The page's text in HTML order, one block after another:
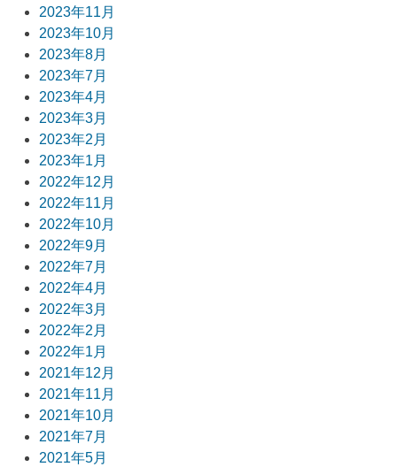
2023年11月
2023年10月
2023年8月
2023年7月
2023年4月
2023年3月
2023年2月
2023年1月
2022年12月
2022年11月
2022年10月
2022年9月
2022年7月
2022年4月
2022年3月
2022年2月
2022年1月
2021年12月
2021年11月
2021年10月
2021年7月
2021年5月